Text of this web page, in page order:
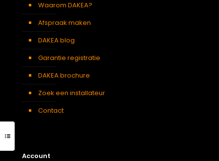
Waarom DAKEA?
Afspraak maken
DAKEA blog
Garantie registratie
DAKEA brochure
Zoek een installateur
Contact
Account